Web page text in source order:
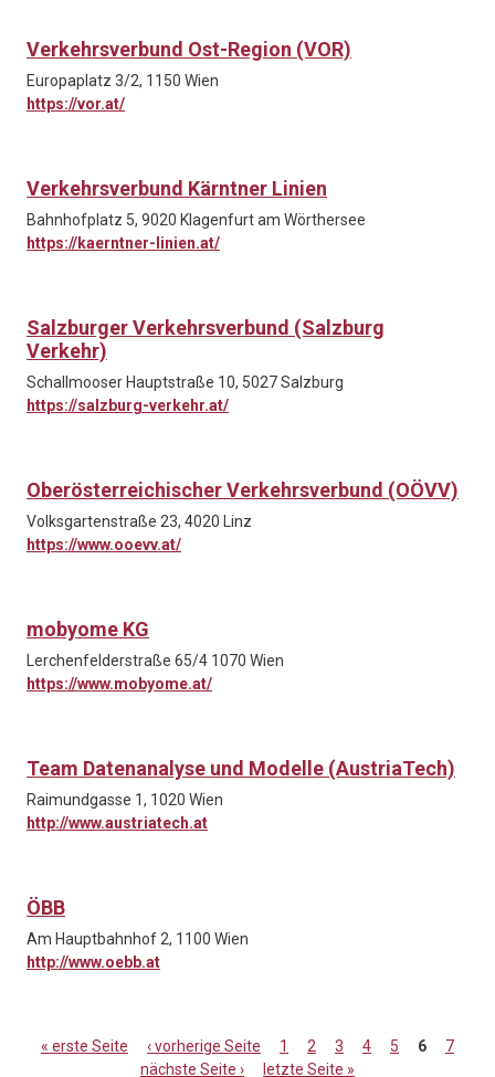
Verkehrsverbund Ost-Region (VOR)
Europaplatz 3/2, 1150 Wien
https://vor.at/
Verkehrsverbund Kärntner Linien
Bahnhofplatz 5, 9020 Klagenfurt am Wörthersee
https://kaerntner-linien.at/
Salzburger Verkehrsverbund (Salzburg
Verkehr)
Schallmooser Hauptstraße 10, 5027 Salzburg
https://salzburg-verkehr.at/
Oberösterreichischer Verkehrsverbund (OÖVV)
Volksgartenstraße 23, 4020 Linz
https://www.ooevv.at/
mobyome KG
Lerchenfelderstraße 65/4 1070 Wien
https://www.mobyome.at/
Team Datenanalyse und Modelle (AustriaTech)
Raimundgasse 1, 1020 Wien
http://www.austriatech.at
ÖBB
Am Hauptbahnhof 2, 1100 Wien
http://www.oebb.at
« erste Seite ‹ vorherige Seite 1 2 3 4 5 6
7
nächste Seite ›
letzte Seite »